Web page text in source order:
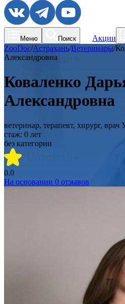
Меню Поиск Акции
ZooDoc/Астрахань/Ветеринары/
Александровна
Коваленко
Александровна
ветеринар, терапевт, хирург, врач
стаж: 0 лет
без категории
0.0
На основании 0 отзывов